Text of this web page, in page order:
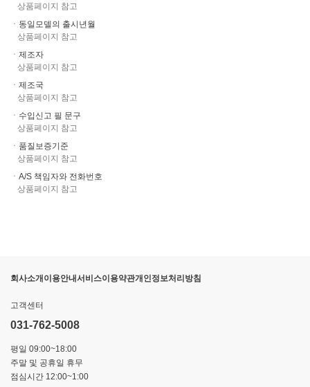
상품페이지 참고
ㆍ동일모델의 출시년월
상품페이지 참고
ㆍ제조자
상품페이지 참고
ㆍ제조국
상품페이지 참고
ㆍ수입신고 필 문구
상품페이지 참고
ㆍ품질보증기준
상품페이지 참고
ㆍA/S 책임자와 전화번호
상품페이지 참고
회사소개 이용안내서비스이용약관개인정보처리방침
고객센터
031-762-5008
평일 09:00~18:00
주말 및 공휴일 휴무
점심시간 12:00~1:00